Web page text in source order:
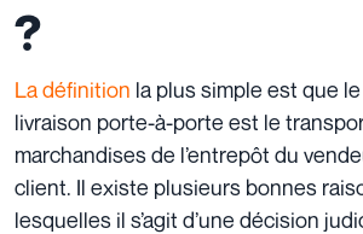
?
La définition la plus simple est que
livraison porte-à-porte est le
marchandises de l’entrepôt du
client. Il existe plusieurs bonnes
lesquelles il s’agit d’une décision